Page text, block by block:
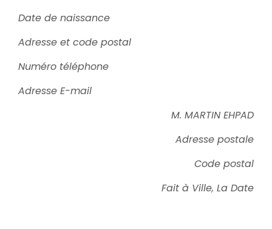
Date de naissance
Adresse et code postal
Numéro téléphone
Adresse E-mail
M. MARTIN EHPAD
Adresse postale
Code postal
Fait à Ville, La Date